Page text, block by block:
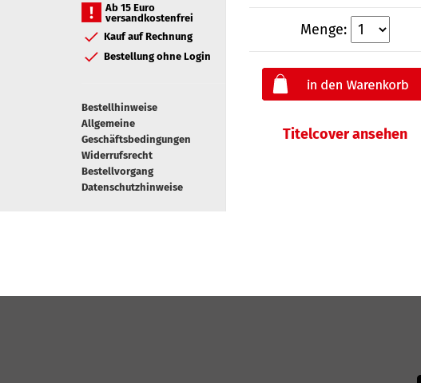
Ab 15 Euro
versandkostenfrei
Kauf auf Rechnung
Bestellung ohne Login
Bestellhinweise
Allgemeine
Geschäftsbedingungen
Widerrufsrecht
Bestellvorgang
Datenschutzhinweise
Menge:
Titelcover ansehen